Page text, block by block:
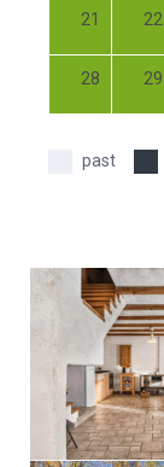
21 22
28 29
past